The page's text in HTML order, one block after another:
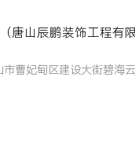
唐山辰鹏装饰工程有限
市曹妃甸区建设大街碧海